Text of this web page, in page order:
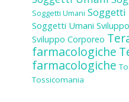
Soggetti Umani Soggetti
Soggetti Umani
Sviluppo Corporeo
farmacologiche
farmacologiche
Tossicomania